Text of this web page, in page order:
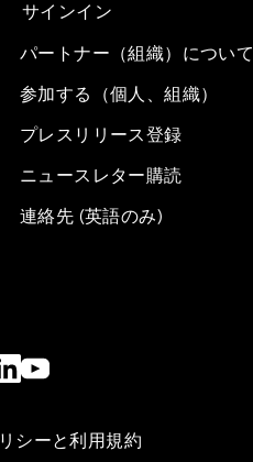
サインイン
パートナー（組織）について
参加する（個人、組織）
プレスリリース登録
ニュースレター購読
連絡先 (英語のみ)
シーと利用規約